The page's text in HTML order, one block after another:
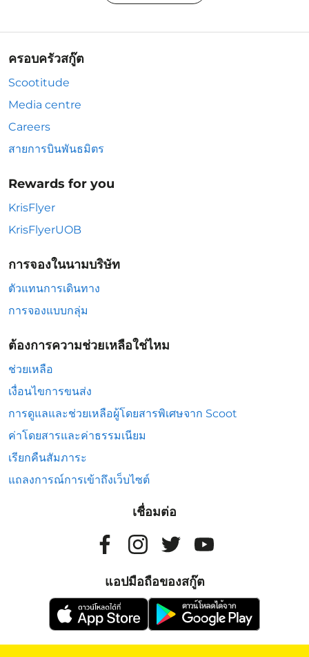
ครอบครัวสกู๊ต
Scootitude
Media centre
Careers
สายการบินพันธมิตร
Rewards for you
KrisFlyer
KrisFlyerUOB
การจองในนามบริษัท
ตัวแทนการเดินทาง
การจองแบบกลุ่ม
ต้องการความช่วยเหลือใช่ไหม
ช่วยเหลือ
เงื่อนไขการขนส่ง
การดูแลและช่วยเหลือผู้โดยสารพิเศษจาก Scoot
ค่าโดยสารและค่าธรรมเนียม
เรียกคืนสัมภาระ
แถลงการณ์การเข้าถึงเว็บไซต์
เชื่อมต่อ
แอปมือถือของสกู๊ต